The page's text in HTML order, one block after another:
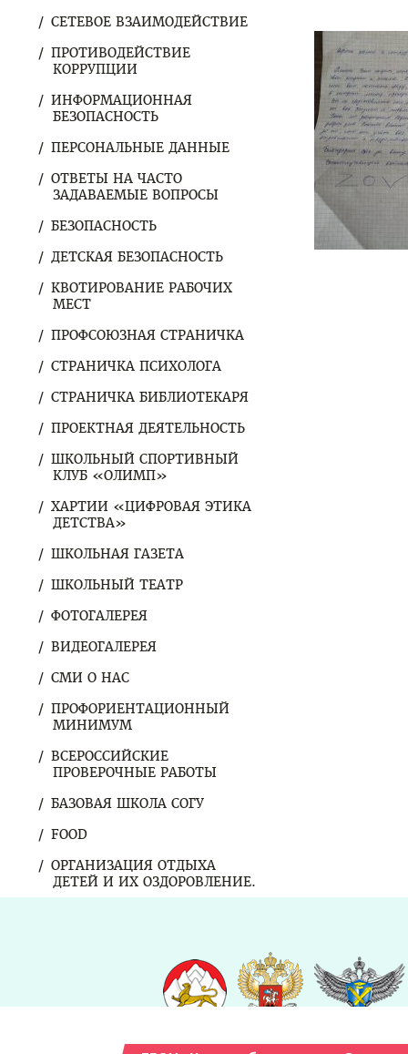
СЕТЕВОЕ ВЗАИМОДЕЙСТВИЕ
ПРОТИВОДЕЙСТВИЕ
КОРРУПЦИИ
ИНФОРМАЦИОННАЯ
БЕЗОПАСНОСТЬ
ПЕРСОНАЛЬНЫЕ ДАННЫЕ
ОТВЕТЫ НА ЧАСТО
ЗАДАВАЕМЫЕ ВОПРОСЫ
БЕЗОПАСНОСТЬ
ДЕТСКАЯ БЕЗОПАСНОСТЬ
КВОТИРОВАНИЕ РАБОЧИХ
МЕСТ
ПРОФСОЮЗНАЯ СТРАНИЧКА
СТРАНИЧКА ПСИХОЛОГА
СТРАНИЧКА БИБЛИОТЕКАРЯ
ПРОЕКТНАЯ ДЕЯТЕЛЬНОСТЬ
ШКОЛЬНЫЙ СПОРТИВНЫЙ
КЛУБ «ОЛИМП»
ХАРТИИ «ЦИФРОВАЯ ЭТИКА
ДЕТСТВА»
ШКОЛЬНАЯ ГАЗЕТА
ШКОЛЬНЫЙ ТЕАТР
ФОТОГАЛЕРЕЯ
ВИДЕОГАЛЕРЕЯ
СМИ О НАС
ПРОФОРИЕНТАЦИОННЫЙ
МИНИМУМ
ВСЕРОССИЙСКИЕ
ПРОВЕРОЧНЫЕ РАБОТЫ
БАЗОВАЯ ШКОЛА СОГУ
FOOD
ОРГАНИЗАЦИЯ ОТДЫХА
ДЕТЕЙ И ИХ ОЗДОРОВЛЕНИЕ.